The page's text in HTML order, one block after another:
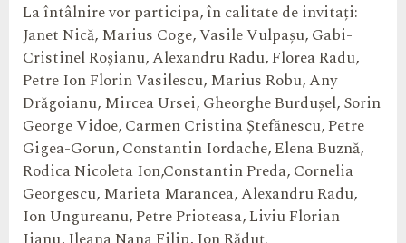
La întâlnire vor participa, în calitate de invitați:
Janet Nică, Marius Coge, Vasile Vulpaşu, Gabi-
Cristinel Roşianu, Alexandru Radu, Florea Radu,
Petre Ion Florin Vasilescu, Marius Robu, Any
Drăgoianu, Mircea Ursei, Gheorghe Burduşel, Sorin
George Vidoe, Carmen Cristina Ștefănescu, Petre
Gigea-Gorun, Constantin Iordache, Elena Buznă,
Rodica Nicoleta Ion,Constantin Preda, Cornelia
Georgescu, Marieta Marancea, Alexandru Radu,
Ion Ungureanu, Petre Prioteasa, Liviu Florian